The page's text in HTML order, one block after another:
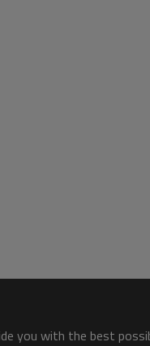
you with the best